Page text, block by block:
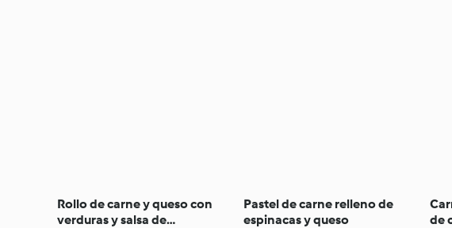
Rollo de carne y queso con
verduras y salsa de
Pastel de carne relleno de
espinacas y queso
de